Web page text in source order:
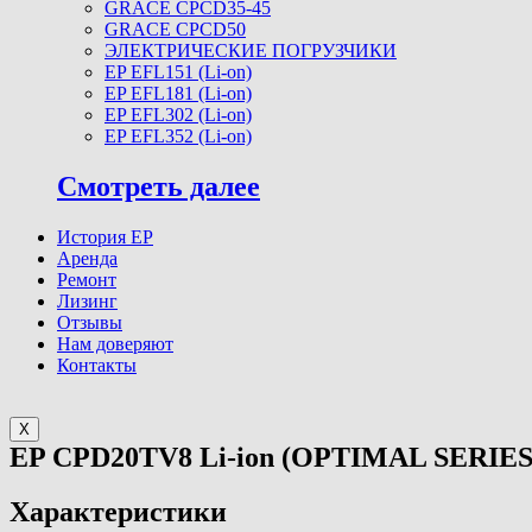
GRACE CPCD35-45
GRACE CPCD50
ЭЛЕКТРИЧЕСКИЕ ПОГРУЗЧИКИ
EP EFL151 (Li-on)
EP EFL181 (Li-on)
EP EFL302 (Li-on)
EP EFL352 (Li-on)
Смотреть далее
История EP
Аренда
Ремонт
Лизинг
Отзывы
Нам доверяют
Контакты
X
EP CPD20TV8 Li-ion (OPTIMAL
Характеристики